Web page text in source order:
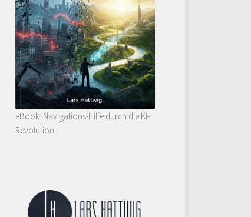
eBook: Navigations-Hilfe durch die KI-
Revolution